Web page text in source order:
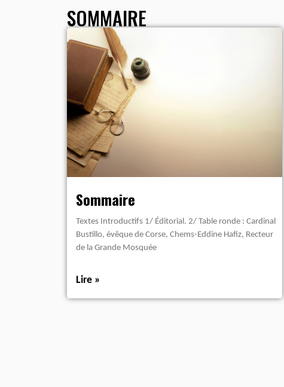
SOMMAIRE
Sommaire
Textes Introductifs 1/ Éditorial. 2/ Table ronde : Cardinal
Bustillo, évêque de Corse, Chems-Eddine Hafiz, Recteur
de la Grande Mosquée
Lire »